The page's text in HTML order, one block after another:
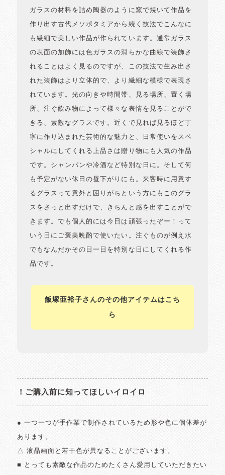
ガラスの材料を詰め陶器のように窯で焼いて作品を
作り出す古代メソポタミアから続く技法でこんなに
も繊細で美しい作品が作られています。通常ガラス
の表面の加飾には色ガラスの滑らかな曲線で装飾さ
れることはよく見るのですが、この技法で生み出さ
れた装飾はより立体的で、より繊細な模様で表現さ
れています。光の向きや時間帯、見る場所、置く場
所、注ぐ飲み物によって様々な表情を見ることがで
きる、素敵なグラスです。近くで見れば見るほど丁
寧に作り込まれた芸術的な魅力と、日常使いをスペ
シャルにしてくれる上品さは贈り物にも人気の作品
です。シャンパンや冷酒など特別な日に。そして何
も予定がない休日の昼下がりにも。来客時に用意す
るグラスって意外と困りがちという方にもこのグラ
スをさっと出すだけで、きちんと感を出すことがで
きます。でも個人的には今日は頑張ったぞー！って
いう日にご褒美晩酌で使いたい。注ぐものが例え水
でもなんだかその日一日を特別な日にしてくれる作
品です。
飯塚亜裕子さんのその他アイテムはこち
ら
！ご購入前に知ってほしいイロイロ
● 一つ一つが手作業で制作されているため形や色に個体差が
あります。
△ 液晶画面と若干色が異なることがございます。
■ とっても素敵な作品のためたくさん愛用していただきたい